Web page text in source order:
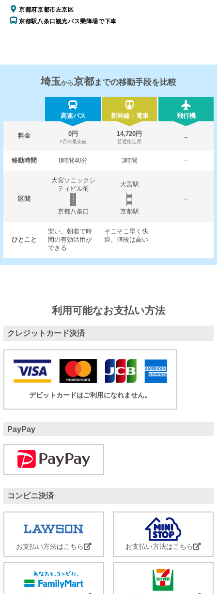
京都府京都市左京区
京都駅八条口観光バス乗降場で下車
埼玉から京都までの移動手段を比較
高速バス 新幹線・電車 飛行機
料金 0円
2月の最安値
14,720円
普通指定席
－
移動時間 8時間40分 3時間 －
区間
大宮ソニックシ
ティビル前
大宮駅
－
京都八条口
京都駅
ひとこと
安い。朝着で時
間の有効活用が
できる
そこそこ早く快
適。値段は高い
利用可能なお支払い方法
クレジットカード決済
デビットカードはご利用になれません。
PayPay
コンビニ決済
お支払い方法はこちら お支払い方法はこちら